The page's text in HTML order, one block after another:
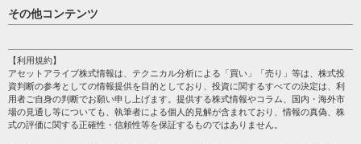
日経平均
売買シグナル
注目銘柄
株テーマ情報
海外市況
投資カレンダー
格付け情報
その他コンテンツ
個人情報保護方針
プライバシーポリシー
会社案内
サイトマップ
【利用規約】
アセットアライブ株式情報は、テクニカル分析による「買い」「売り」等は、株式投
資判断の参考としての情報提供を目的としており、投資に関するすべての決定は、利
用者ご自身の判断でお願い申し上げます。提供する株式情報やコラム、国内・海外市
場の見通し等についても、執筆者による個人的見解が含まれており、情報の真偽、株
式の評価に関する正確性・信頼性等を保証するものではありません。